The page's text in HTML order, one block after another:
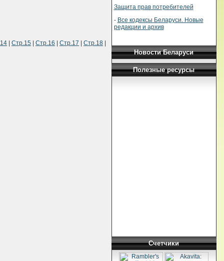
Стр.15 Стр.16 Стр.17 Стр.18
Защита прав потребителей
- Все кодексы Беларуси. Новые
редакции и архив
Новости Беларуси
Полезные ресурсы
Счетчики